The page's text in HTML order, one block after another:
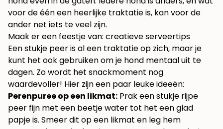
voor de één een heerlijke traktatie is, kan voor de
ander net iets te veel zijn.
Maak er een feestje van: creatieve serveertips
Een stukje peer is al een traktatie op zich, maar je
kunt het ook gebruiken om je hond mentaal uit te
dagen. Zo wordt het snackmoment nog
waardevoller! Hier zijn een paar leuke ideeën:
Perenpuree op een likmat: Prak een stukje rijpe
peer fijn met een beetje water tot het een glad
papje is. Smeer dit op een likmat en leg hem